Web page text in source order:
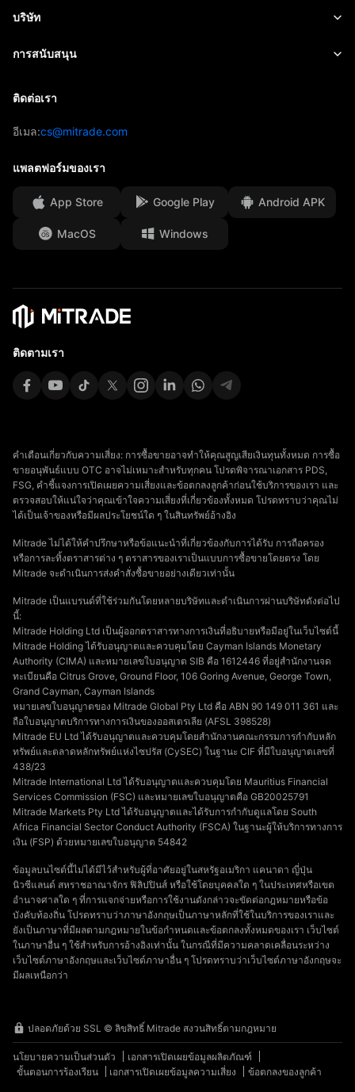
ปฏิทินทางเศรษฐกิจ
เริ่มต้น
Academy
บริษัท
เกี่ยวกับ Mitrade
การสนับสนุน
ติดต่อเรา
อีเมล:cs@mitrade.com
แพลตฟอร์มของเรา
App Store Google Play Android APK
MacOS Windows
ติดตามเรา
คำเตือนเกี่ยวกับความเสี่ยง: การซื้อขายอาจทำให้คุณสูญเสียเงินทุนทั้งหมด การซื้อ
ขายอนุพันธ์แบบ OTC อาจไม่เหมาะสำหรับทุกคน โปรดพิจารณาเอกสาร PDS,
FSG, คำชี้แจงการเปิดเผยความเสี่ยงและข้อตกลงลูกค้าก่อนใช้บริการของเรา และ
ตรวจสอบให้แน่ใจว่าคุณเข้าใจความเสี่ยงที่เกี่ยวข้องทั้งหมด โปรดทราบว่าคุณไม่
ได้เป็นเจ้าของหรือมีผลประโยชน์ใด ๆ ในสินทรัพย์อ้างอิง
Mitrade ไม่ได้ให้คำปรึกษาหรือข้อแนะนำที่เกี่ยวข้องกับการได้รับ การถือครอง
หรือการละทิ้งตราสารต่าง ๆ ตราสารของเราเป็นแบบการซื้อขายโดยตรง โดย
Mitrade จะดำเนินการส่งคำสั่งซื้อขายอย่างเดียวเท่านั้น
Mitrade เป็นแบรนด์ที่ใช้ร่วมกันโดยหลายบริษัทและดำเนินการผ่านบริษัทดังต่อไป
นี้:
Mitrade Holding Ltd เป็นผู้ออกตราสารทางการเงินที่อธิบายหรือมีอยู่ในเว็บไซต์นี้
Mitrade Holding ได้รับอนุญาตและควบคุมโดย Cayman Islands Monetary
Authority (CIMA) และหมายเลขใบอนุญาต SIB คือ 1612446 ที่อยู่สำนักงานจด
ทะเบียนคือ Citrus Grove, Ground Floor, 106 Goring Avenue, George Town,
Grand Cayman, Cayman Islands
หมายเลขใบอนุญาตของ Mitrade Global Pty Ltd คือ ABN 90 149 011 361 และ
ถือใบอนุญาตบริการทางการเงินของออสเตรเลีย (AFSL 398528)
Mitrade EU Ltd ได้รับอนุญาตและควบคุมโดยสํานักงานคณะกรรมการกํากับหลัก
ทรัพย์และตลาดหลักทรัพย์แห่งไซปรัส (CySEC) ในฐานะ CIF ที่มีใบอนุญาตเลขที่
438/23
Mitrade International Ltd ได้รับอนุญาตและควบคุมโดย Mauritius Financial
Services Commission (FSC) และหมายเลขใบอนุญาตคือ GB20025791
Mitrade Markets Pty Ltd ได้รับอนุญาตและได้รับการกำกับดูแลโดย South
Africa Financial Sector Conduct Authority (FSCA) ในฐานะผู้ให้บริการทางการ
เงิน (FSP) ด้วยหมายเลขใบอนุญาต 54842
ข้อมูลบนไซต์นี้ไม่ได้มีไว้สำหรับผู้ที่อาศัยอยู่ในสหรัฐอเมริกา แคนาดา ญี่ปุ่น
นิวซีแลนด์ สหราชอาณาจักร ฟิลิปปินส์ หรือใช้โดยบุคคลใด ๆ ในประเทศหรือเขต
อำนาจศาลใด ๆ ที่การแจกจ่ายหรือการใช้งานดังกล่าวจะขัดต่อกฎหมายหรือข้อ
บังคับท้องถิ่น โปรดทราบว่าภาษาอังกฤษเป็นภาษาหลักที่ใช้ในบริการของเราและ
ยังเป็นภาษาที่มีผลตามกฎหมายในข้อกำหนดและข้อตกลงทั้งหมดของเรา เว็บไซต์
ในภาษาอื่น ๆ ใช้สำหรับการอ้างอิงเท่านั้น ในกรณีที่มีความคลาดเคลื่อนระหว่าง
เว็บไซต์ภาษาอังกฤษและเว็บไซต์ภาษาอื่น ๆ โปรดทราบว่าเว็บไซต์ภาษาอังกฤษจะ
มีผลเหนือกว่า
ปลอดภัยด้วย SSL © ลิขสิทธิ์ Mitrade สงวนสิทธิ์ตามกฎหมาย
นโยบายความเป็นส่วนตัว
เอกสารเปิดเผยข้อมูลผลิตภัณฑ์
ขั้นตอนการร้องเรียน
เอกสารเปิดเผยข้อมูลความเสี่ยง ข้อตกลงของลูกค้า